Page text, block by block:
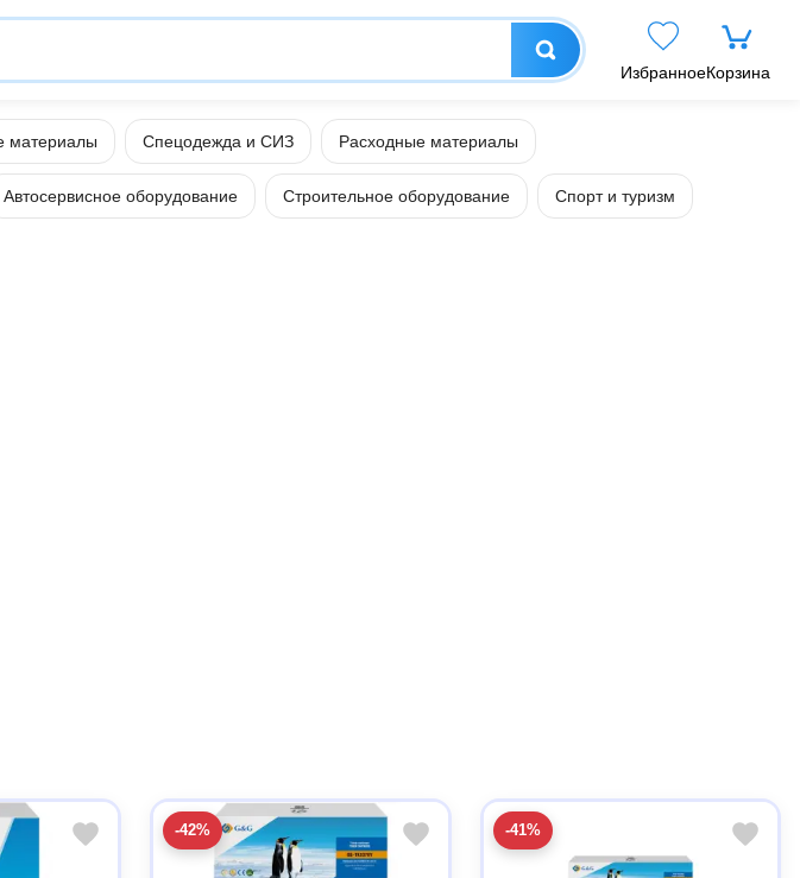
ИзбранноеКорзина
материалы Спецодежда и СИЗ Расходные материалы
Автосервисное оборудование Строительное оборудование Спорт и туризм
-42% -41%